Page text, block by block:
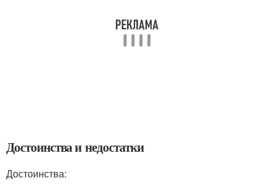
Достоинства и недостатки
Достоинства: